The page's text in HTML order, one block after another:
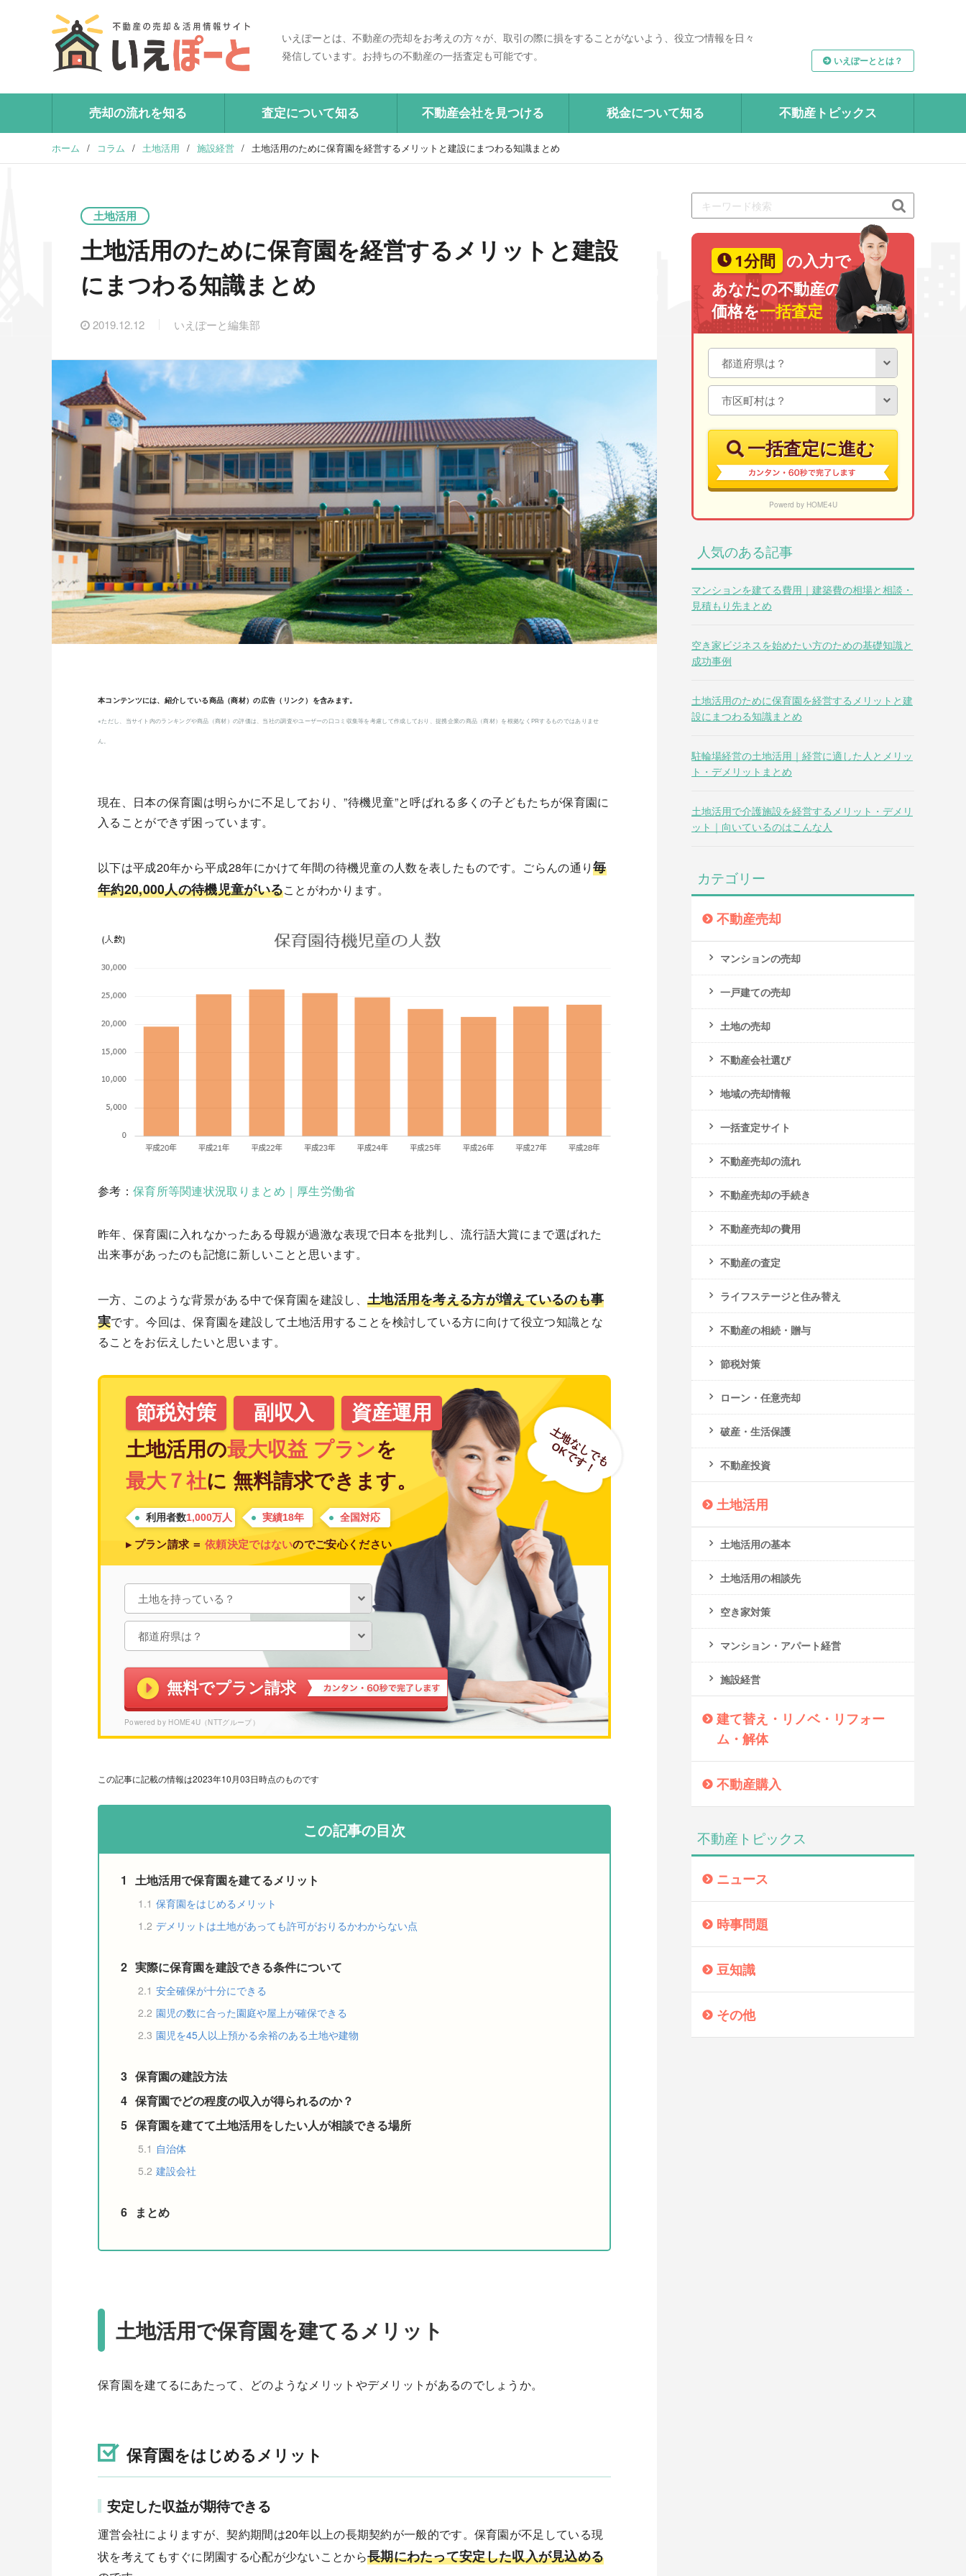
いえぽーとは、不動産の売却をお考えの方々が、取引の際に損をすることがないよう、役立つ情報を日々
発信しています。お持ちの不動産の一括査定も可能です。
いえぽーととは？
売却の流れを知る 査定について知る 不動産会社を見つける 税金について知る 不動産トピックス
ホーム / コラム / 土地活用 / 施設経営 / 土地活用のために保育園を経営するメリットと建設にまつわる知識まとめ
土地活用
土地活用のために保育園を経営するメリットと建設
にまつわる知識まとめ
2019.12.12 いえぽーと編集部
本コンテンツには、紹介している商品（商材）の広告（リンク）を含みます。
※ただし、当サイト内のランキングや商品（商材）の評価は、当社の調査やユーザーの口コミ収集等を考慮して作成しており、提携企業の商品（商材）を根拠なくPRするものではありませ
ん。
現在、日本の保育園は明らかに不足しており、”待機児童”と呼ばれる多くの子どもたちが保育園に
入ることができず困っています。
以下は平成20年から平成28年にかけて年間の待機児童の人数を表したものです。ごらんの通り毎
年約20,000人の待機児童がいることがわかります。
参考： 保育所等関連状況取りまとめ｜厚生労働省
昨年、保育園に入れなかったある母親が過激な表現で日本を批判し、流行語大賞にまで選ばれた
出来事があったのも記憶に新しいことと思います。
一方、このような背景がある中で保育園を建設し、 土地活用を考える方が増えているのも事
実です。今回は、保育園を建設して土地活用することを検討している方に向けて役立つ知識とな
ることをお伝えしたいと思います。
節税対策 副収入
資産運用
土地活用の最大収益 プランを
最大７社に 無料請求できます。
利用者数1,000万人 実績18年 全国対応
▸ プラン請求 ＝依頼決定ではないのでご安心ください
土地なしでも
OKです！
無料でプラン請求
Powered by HOME4U（NTTグループ）
この記事に記載の情報は2023年10月03日時点のものです
この記事の目次
1 土地活用で保育園を建てるメリット
1.1 保育園をはじめるメリット
1.2 デメリットは土地があっても許可がおりるかわからない点
2 実際に保育園を建設できる条件について
2.1 安全確保が十分にできる
2.2 園児の数に合った園庭や屋上が確保できる
2.3 園児を45人以上預かる余裕のある土地や建物
3 保育園の建設方法
4 保育園でどの程度の収入が得られるのか？
5 保育園を建てて土地活用をしたい人が相談できる場所
5.1 自治体
5.2 建設会社
6 まとめ
土地活用で保育園を建てるメリット
保育園を建てるにあたって、どのようなメリットやデメリットがあるのでしょうか。
保育園をはじめるメリット
安定した収益が期待できる
運営会社によりますが、契約期間は20年以上の長期契約が一般的です。保育園が不足している現
状を考えてもすぐに閉園する心配が少ないことから長期にわたって安定した収入が見込める

1分間 の入力で
あなたの不動産の
価格を一括査定
一括査定に進む
Powerd by HOME4U
人気のある記事
マンションを建てる費用｜建築費の相場と相談・
見積もり先まとめ
空き家ビジネスを始めたい方のための基礎知識と
成功事例
土地活用のために保育園を経営するメリットと建
設にまつわる知識まとめ
駐輪場経営の土地活用｜経営に適した人とメリッ
ト・デメリットまとめ
土地活用で介護施設を経営するメリット・デメリ
ット｜向いているのはこんな人
カテゴリー
不動産売却
マンションの売却
一戸建ての売却
土地の売却
不動産会社選び
地域の売却情報
一括査定サイト
不動産売却の流れ
不動産売却の手続き
不動産売却の費用
不動産の査定
ライフステージと住み替え
不動産の相続・贈与
節税対策
ローン・任意売却
破産・生活保護
不動産投資
土地活用
土地活用の基本
土地活用の相談先
空き家対策
マンション・アパート経営
施設経営
建て替え・リノベ・リフォー
ム・解体
不動産購入
不動産トピックス
ニュース
時事問題
豆知識
その他